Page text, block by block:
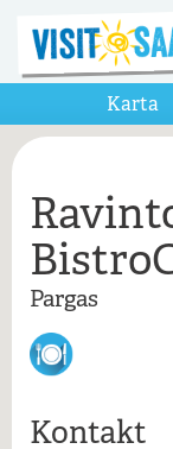
Karta
Visa bara
Parainen -
Nötöboden
Pargas
Ravintola
Pargas
Kontakt